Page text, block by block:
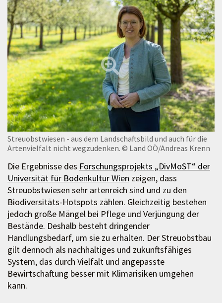
Streuobstwiesen - aus dem Landschaftsbild und auch für die
Artenvielfalt nicht wegzudenken. © Land OÖ/Andreas Krenn
Die Ergebnisse des Forschungsprojekts „DivMoST“ der
Universität für Bodenkultur Wien zeigen, dass
Streuobstwiesen sehr artenreich sind und zu den
Biodiversitäts-Hotspots zählen. Gleichzeitig bestehen
jedoch große Mängel bei Pflege und Verjüngung der
Bestände. Deshalb besteht dringender
Handlungsbedarf, um sie zu erhalten. Der Streuobstbau
gilt dennoch als nachhaltiges und zukunftsfähiges
System, das durch Vielfalt und angepasste
Bewirtschaftung besser mit Klimarisiken umgehen
kann.